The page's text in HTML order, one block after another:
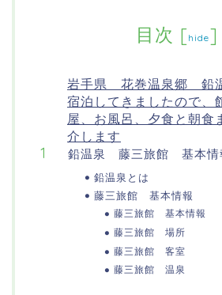
目次 [hide]
岩手県 花巻温泉郷 鉛
宿泊してきましたので、
屋、お風呂、夕食と朝食
介します
鉛温泉 藤三旅館 基本情
鉛温泉とは
藤三旅館 基本情報
藤三旅館 基本情報
藤三旅館 場所
藤三旅館 客室
藤三旅館 温泉